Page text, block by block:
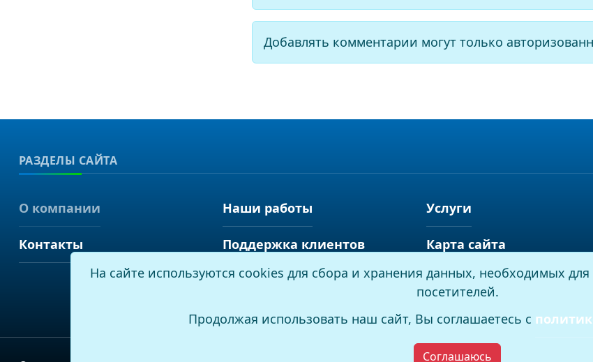
Добавлять комментарии могут только
РАЗДЕЛЫ САЙТА
О компании Наши работы Услуги
Контакты Поддержка клиентов Карта сайта
На сайте используются cookies для сбора и хранения данных, необходимых
посетителей.
Продолжая использовать наш сайт, Вы соглашаетесь с
Соглашаюсь